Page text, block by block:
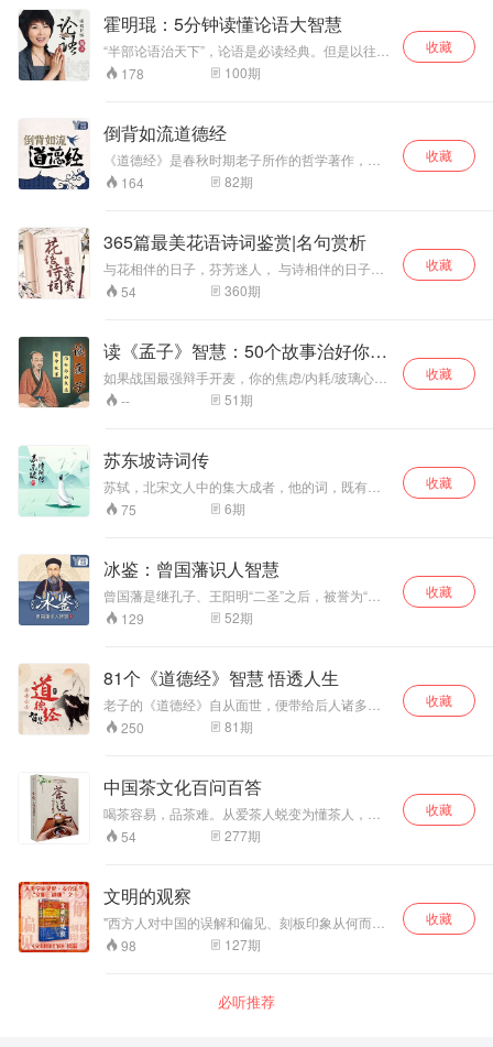
将人世间的善、
恶、美、丑依一展
现。 届时，五位一
直被民间热传的五
大圣身，将汇聚本
东北。 本书立志于
教育人、感化人，
崇尚正义、反对邪
恶。以寓教于乐于
讲述。 那么金明又
和五家身圣有何渊
源呢？欲知后事如
何，听我慢慢道来
长满了大大小小、
老老少少的柳树，
所以叫“柳树沟”。
相传柳树沟是个乱
葬岗，经常发生一
的事，所以很少有
人从这里走，除了
一些年纪大的人以
外，几乎没人知道
人家，分为上下两
个生产队，西边
的，是下生产队，
我们通常叫“下
包的最多，是大
户。而我们家住在
东边的“上队”，大
多都姓刘，也基本
师，以其深厚的学
识与丰富的人生感
悟及处世哲学，带
出发，探讨为何要
学习《道德经》。
会 “非淡泊无以明
志” 的境界，感受
“得道者无烦恼” 的
三观” 的内涵，品
味 “上善若水” 的魅
力。
千年时光濯洗,中华优秀传统文化依然熠熠生辉,焕
发着恒久的生命力，经典当为我们前行拓荒底气
与力量。不学诗无以言，欢迎走进诗经，共品风
雅。本书为您讲透【赋比兴风雅颂】，让经典不
再难懂。 国学传承人炜爵爷（王炜铭）结合文史
脉，传经典之声！
霍明琨：5分钟读懂论语大智慧
“半部论语治天下”，论语是必读经典。但是以往的
解读太概括，很多人囫囵吞枣。和霍老师一起学
《论语》，每天一则5-8分钟，轻松掌握论语精
微信学习群配合，每天晒作业、诵读，帮助管理
自我，提升学习效果。
178 100期
收藏
倒背如流道德经
《道德经》是春秋时期老子所作的哲学著作，被
后人尊奉为治国、齐家、修身、为学的宝典。鲁
迅先生曾言：不读《道德经》，不懂人生真谛。
一部兵书。德国哲学家尼采更是赞扬《道德经》
满载宝藏，是永不枯竭的井泉。 ——夫妻情侣相
处舒服为主，不可爱太满也不要忽视身边人，平
衡最重要。谈工作做人，老子曾说上善若水，水
善利万物而不争。——平心踏实工作，做人应如
的现实却是：虽然《道德经》只有五千多字，但
因其晦涩难懂让人望而却步。连第一步读懂《道
德经》都难，更别说理解掌握其中深刻内涵了。
想要读懂读透并倒背如流《道德经》？他可以帮
易。 孙老师用时3年精心打磨，整理总结之前给
学员讲授三字经、弟子规与易经的成功经验，并
将其融会贯通在本张专辑中。不但为你逐字逐句
细致解析《道德经》理解其中内涵。 采用超级记
164 82期
收藏
365篇最美花语诗词鉴赏|名句赏析
与花相伴的日子，芬芳迷人， 与诗相伴的日子，
一字入魂， 365天 诗与花在这里相遇， 星星点
点、丝丝缕缕、深深浅浅、袅袅婷婷， 长短句的
日不离花与诗 古往今来，古诗一直渗透在生活中
的每一个角落，文有尽而意深远，是美的享受。
它不只是古人附庸风雅的消遣，而是中华民族文
化的灵魂。 在这365篇与花相随的古诗词中，每
首虽只有寥寥几行字，却蕴含着花儿们的千娇百
音，和独到趣味的字句解析，以花为点，故事为
枝，让我们了解每首诗词背后隐藏的故事，感受
古诗词背后的美学与中华历史文化底蕴，能在这
浮躁生活中找到一隅安宁，让灵魂得到片刻停
54 360期
收藏
读《孟子》智慧：50个故事治好你的
焦虑！
如果战国最强辩手开麦，你的焦虑/内耗/玻璃心根
本扛不住三回合，孟子这位被低估的「反PUA鼻
祖」「人性解剖大师」，早就用80个高能故事说
通！
-- 51期
收藏
苏东坡诗词传
苏轼，北宋文人中的集大成者，他的词，既有磅
礴大气、清新豪健之风，也兼具温婉细腻、辗转
悱恻之意，其诗词上的成就，犹如一座高峰，难
听穿林打叶声》、《江城子•乙卯正月二十日夜记
梦》等经典词作，已被人传诵千年，但若不了解
这些作品背后的故事，恐怕难以体会词作之中的
情感，对词人的认知也不够立体。本课程整理出
苏轼作品中最为经典的6首诗词，这6首诗词，相
的感受到苏轼在不同人生阶段的复杂心境。
75 6期
收藏
冰鉴：曾国藩识人智慧
曾国藩是继孔子、王阳明“二圣”之后，被誉为“半
个圣人”的人，是近代儒家内圣外王标杆式的人
物。 他十年七迁，连跃十级 曾国藩一生掌握了13
和《挺经冰鉴》。 “以冰为鉴，可察秋毫”之意，
是一部如何识人、用人的经典著作．它融易学、
骨相学、心理学、人才学、谋略学为一体 《冰
鉴》是曾国藩根据自身识人经验，以及为人处世
的心得体会，所总结出来的一本专著。 《冰鉴》
走近曾国藩的智慧之道，感受他独到的识人、用
人策略。 一部真正的智慧经典，不仅可以跨越他
所属的领域，而且可以跨越时空！ 《冰鉴》一书
对后世影响颇大，蒋介石的相人之法，就得益于
校长期间，该书曾被指定为学生的重要参考书。
受读者青睐。
129 52期
收藏
81个《道德经》智慧 悟透人生
老子的《道德经》自从面世，便带给后人诸多生
活工作的方法论。 它就像是一把尺子，哪里做得
不好，哪里做得好，用它一量，就全知道了。 但
中学习这部千年前的经典？ 怎样运用《道德经》
的智慧，参透为人处世的道理？ 今天，国学大师
赵思阳将为你娓娓道来，对《道德经》81章原文
进行解读，在忠实文本原意的基础上，结合现实
生活，循序渐进地分析这份两千多年前的“爆款智
250 81期
收藏
中国茶文化百问百答
喝茶容易，品茶难。从爱茶人蜕变为懂茶人，关
键在于掌握品茶的奥妙所在。
54 277期
收藏
文明的观察
"西方人对中国的误解和偏见、刻板印象从何而
来？ 本书是英国剑桥大学人类学教授艾伦·麦克法
兰的“文明三部曲”之一、《文明的比较》续篇，是
的特质，研究西方偏见和焦虑的根源。 作者从人
类学角度，以旁观者的身份观察了中国社会，探
98 127期
收藏
必听推荐